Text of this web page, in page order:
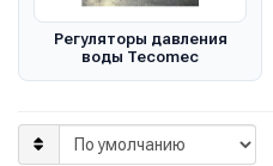
Регуляторы давления
воды Tecomec